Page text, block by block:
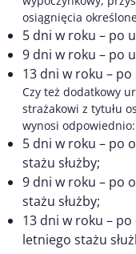
osiągnięcia
5 dni w roku – po
9 dni w roku – po
13 dni w roku –
Czy też dodatkowy
strażakowi z tytułu
wynosi odpowiednio:
5 dni w roku – po
stażu służby;
9 dni w roku – po
stażu służby;
13 dni w roku –
letniego stażu